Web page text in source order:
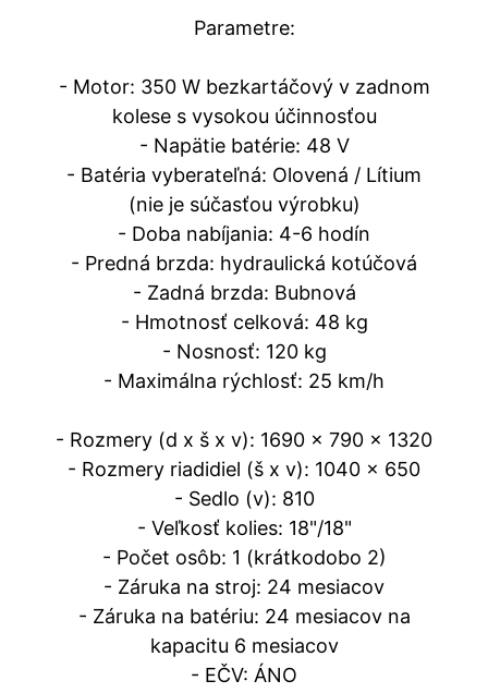
Parametre:
- Motor: 350 W bezkartáčový v zadnom
kolese s vysokou účinnosťou
- Napätie batérie: 48 V
- Batéria vyberateľná: Olovená / Lítium
(nie je súčasťou výrobku)
- Doba nabíjania: 4-6 hodín
- Predná brzda: hydraulická kotúčová
- Zadná brzda: Bubnová
- Hmotnosť celková: 48 kg
- Nosnosť: 120 kg
- Maximálna rýchlosť: 25 km/h
- Rozmery (d x š x v): 1690 x 790 x 1320
- Rozmery riadidiel (š x v): 1040 x 650
- Sedlo (v): 810
- Veľkosť kolies: 18"/18"
- Počet osôb: 1 (krátkodobo 2)
- Záruka na stroj: 24 mesiacov
- Záruka na batériu: 24 mesiacov na
kapacitu 6 mesiacov
- EČV: ÁNO